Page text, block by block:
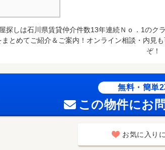
探しは石川県賃貸仲介件数13年連続Ｎｏ．1の
とめてご紹介＆ご案内！オンライン相談・内見
ぞ！
無料・簡単2
この物件にお
お気に入り